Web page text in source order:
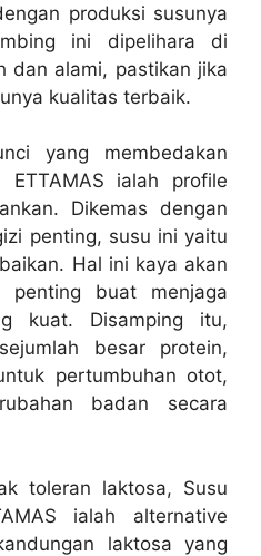
produksi susunya
ini dipelihara di
dan alami, pastikan jika
kualitas terbaik.
yang membedakan
ETTAMAS ialah profile
Dikemas dengan
penting, susu ini yaitu
Hal ini kaya akan
penting buat menjaga
kuat. Disamping itu,
besar protein,
pertumbuhan otot,
badan secara
toleran laktosa, Susu
ialah alternative
laktosa yang